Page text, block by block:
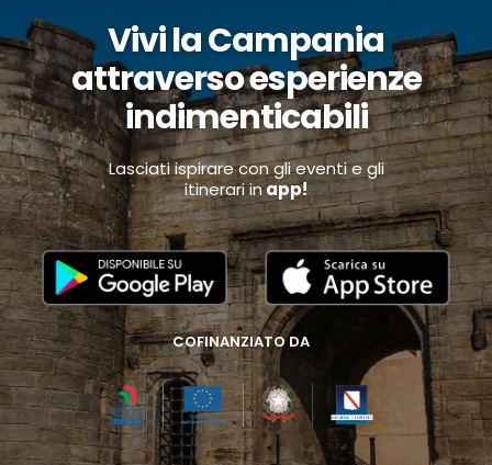
Vivi la Campania
attraverso esperienze
indimenticabili
Lasciati ispirare con gli eventi e gli
itinerari inapp!
COFINANZIATO DA